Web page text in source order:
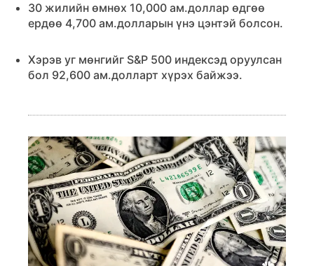
30 жилийн өмнөх 10,000 ам.доллар өдгөө
ердөө 4,700 ам.долларын үнэ цэнтэй болсон.
Хэрэв уг мөнгийг S&P 500 индексэд оруулсан
бол 92,600 ам.долларт хүрэх байжээ.